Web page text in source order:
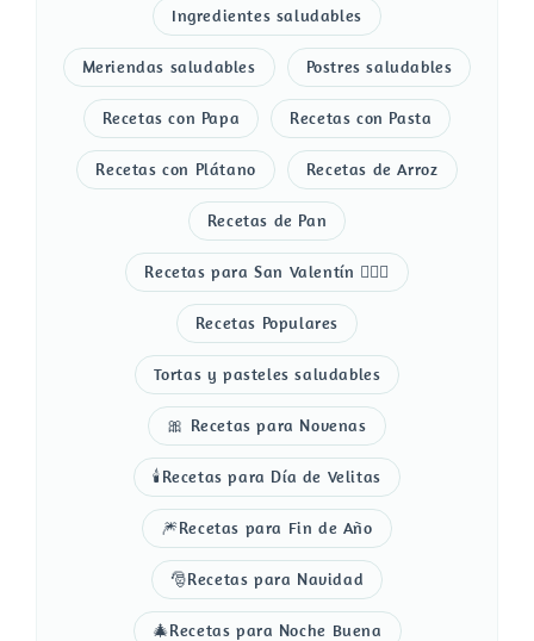
Ingredientes saludables
Meriendas saludables Postres saludables
Recetas con Papa Recetas con Pasta
Recetas con Plátano Recetas de Arroz
Recetas de Pan
Recetas para San Valentín 👩‍❤️‍👨
Recetas Populares
Tortas y pasteles saludables
🎀 Recetas para Novenas
🕯️Recetas para Día de Velitas
🎆Recetas para Fin de Año
🎅Recetas para Navidad
🎄Recetas para Noche Buena